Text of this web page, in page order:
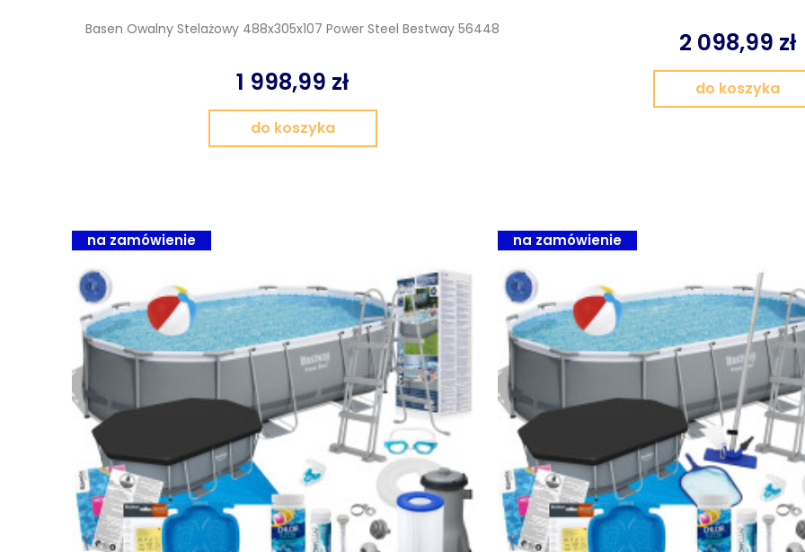
Basen Owalny Stelażowy 488x305x107 Power Steel Bestway 56448
1 998,99 zł
do koszyka
2 098,99 zł
do koszyka
na zamówienie na zamówienie